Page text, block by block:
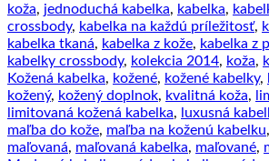
koža, jednoduchá kabelka, kabelka,
crossbody, kabelka na každú príležitosť,
kabelka tkaná, kabelka z kože, kabelka z
kabelky crossbody, kolekcia 2014, koža,
Kožená kabelka, kožené, kožené kabelky,
kožený, kožený doplnok, kvalitná koža,
limitovaná kožená kabelka, luxusná
maľba do kože, maľba na koženú kabelku,
maľovaná, maľovaná kabelka, maľované,